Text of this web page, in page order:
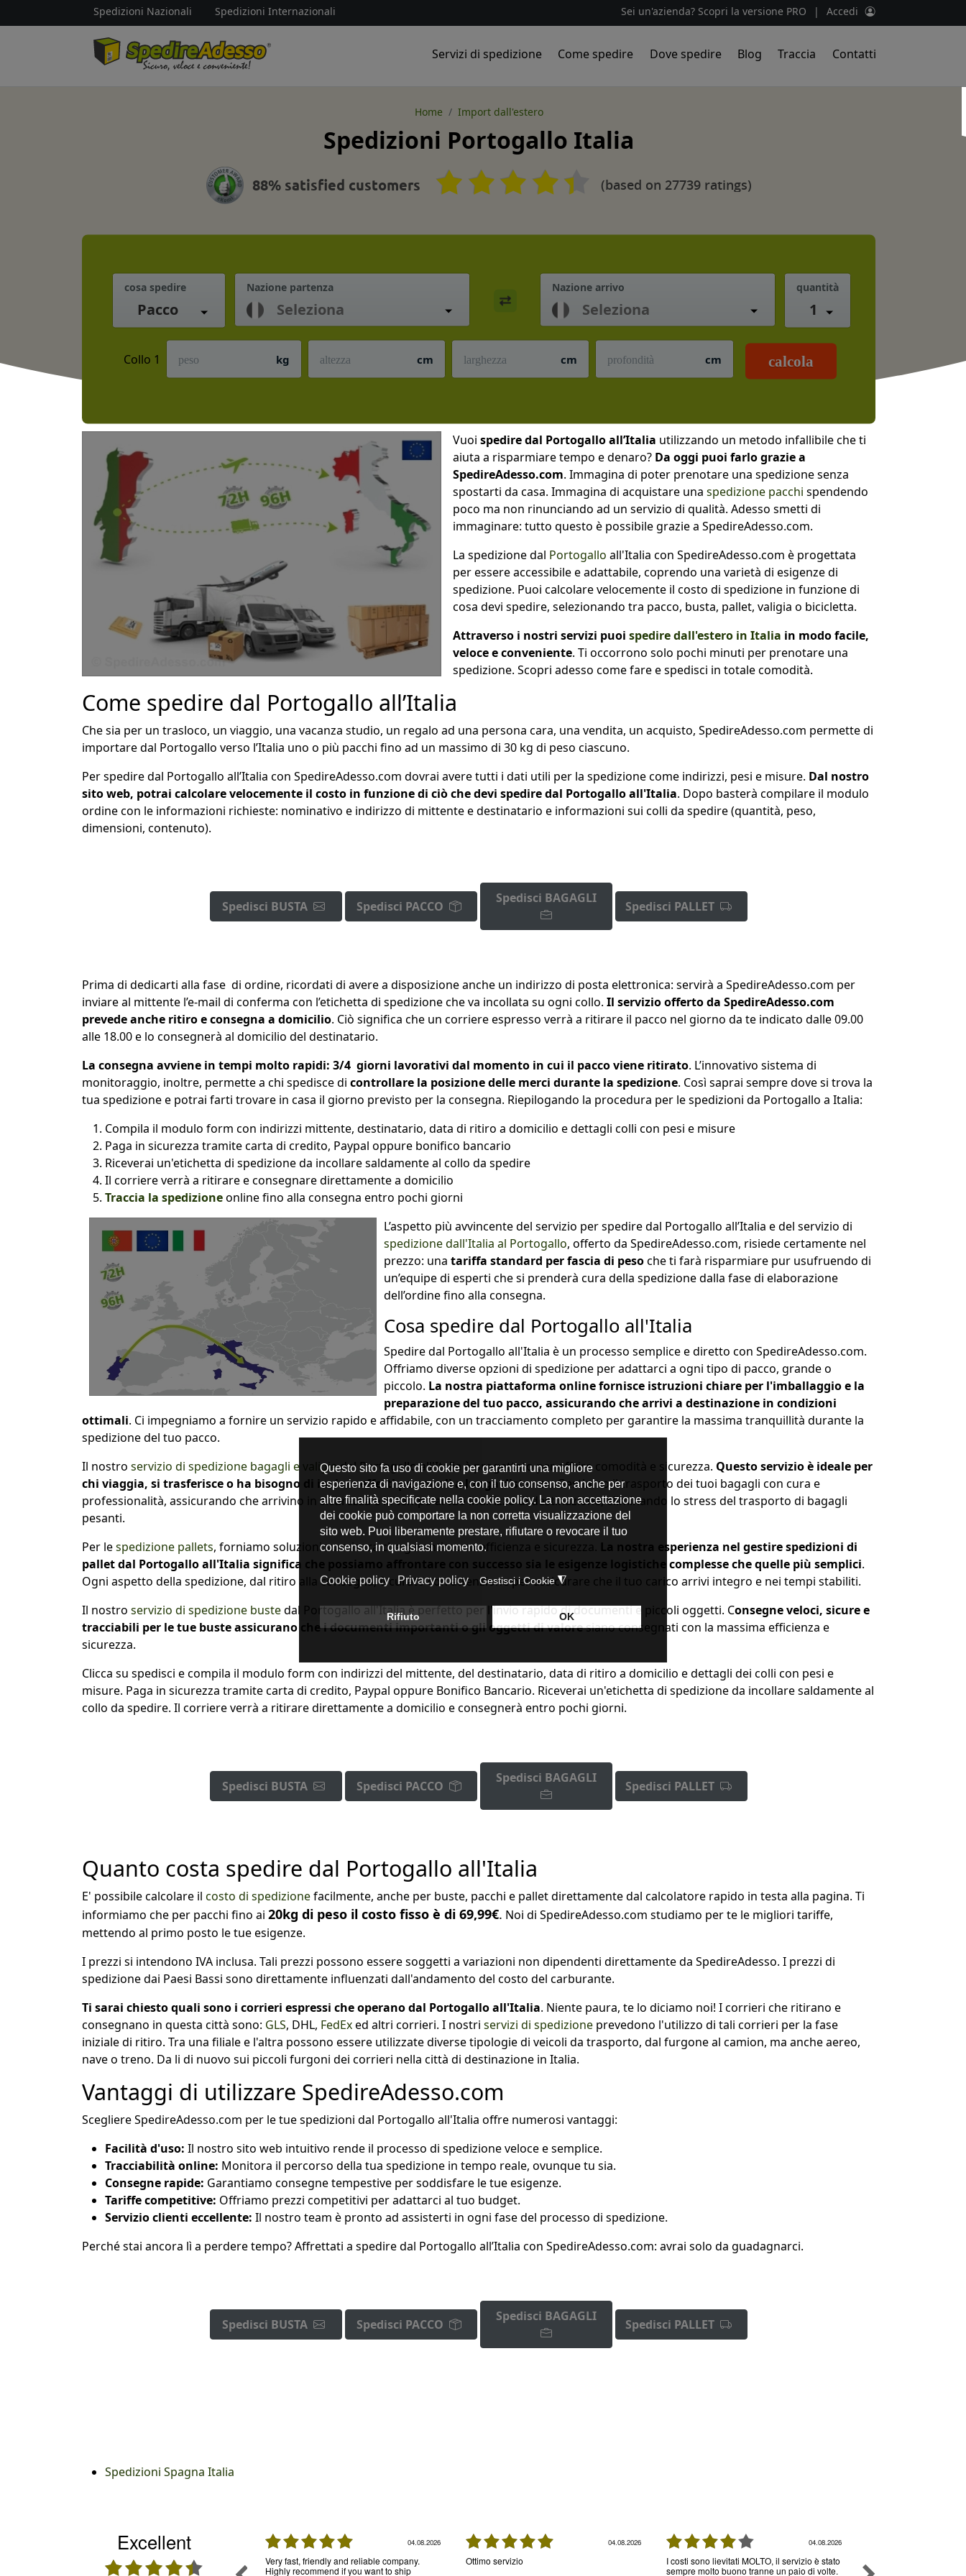
Spedizioni Nazionali Spedizioni Internazionali Sei un'azienda? Scopri la versione PRO | Accedi
Servizi di spedizione Come spedire Dove spedire Blog Traccia Contatti
Home Import dall'estero
Spedizioni Portogallo Italia
88% satisfied customers (based on 27739 ratings)
cosa spedire
Pacco
Nazione partenza Nazione arrivo quantità
1
Collo 1 kg cm cm cm calcola
Vuoi spedire dal Portogallo all’Italia utilizzando un metodo infallibile che ti
aiuta a risparmiare tempo e denaro? Da oggi puoi farlo grazie a
SpedireAdesso.com. Immagina di poter prenotare una spedizione senza
spostarti da casa. Immagina di acquistare una spedizione pacchi spendendo
poco ma non rinunciando ad un servizio di qualità. Adesso smetti di
immaginare: tutto questo è possibile grazie a SpedireAdesso.com.
La spedizione dal Portogallo all'Italia con SpedireAdesso.com è progettata
per essere accessibile e adattabile, coprendo una varietà di esigenze di
spedizione. Puoi calcolare velocemente il costo di spedizione in funzione di
cosa devi spedire, selezionando tra pacco, busta, pallet, valigia o bicicletta.
Attraverso i nostri servizi puoi spedire dall'estero in Italia in modo facile,
veloce e conveniente. Ti occorrono solo pochi minuti per prenotare una
spedizione. Scopri adesso come fare e spedisci in totale comodità.
Come spedire dal Portogallo all’Italia
Che sia per un trasloco, un viaggio, una vacanza studio, un regalo ad una persona cara, una vendita, un acquisto, SpedireAdesso.com permette di
importare dal Portogallo verso l’Italia uno o più pacchi fino ad un massimo di 30 kg di peso ciascuno.
Per spedire dal Portogallo all’Italia con SpedireAdesso.com dovrai avere tutti i dati utili per la spedizione come indirizzi, pesi e misure. Dal nostro
sito web, potrai calcolare velocemente il costo in funzione di ciò che devi spedire dal Portogallo all'Italia. Dopo basterà compilare il modulo
ordine con le informazioni richieste: nominativo e indirizzo di mittente e destinatario e informazioni sui colli da spedire (quantità, peso,
dimensioni, contenuto).
Spedisci BUSTA Spedisci PACCO
Spedisci BAGAGLI
Spedisci PALLET
Prima di dedicarti alla fase di ordine, ricordati di avere a disposizione anche un indirizzo di posta elettronica: servirà a SpedireAdesso.com per
inviare al mittente l’e-mail di conferma con l’etichetta di spedizione che va incollata su ogni collo. Il servizio offerto da SpedireAdesso.com
prevede anche ritiro e consegna a domicilio. Ciò significa che un corriere espresso verrà a ritirare il pacco nel giorno da te indicato dalle 09.00
alle 18.00 e lo consegnerà al domicilio del destinatario.
La consegna avviene in tempi molto rapidi: 3/4 giorni lavorativi dal momento in cui il pacco viene ritirato. L’innovativo sistema di
monitoraggio, inoltre, permette a chi spedisce di controllare la posizione delle merci durante la spedizione. Così saprai sempre dove si trova la
tua spedizione e potrai farti trovare in casa il giorno previsto per la consegna. Riepilogando la procedura per le spedizioni da Portogallo a Italia:
Compila il modulo form con indirizzi mittente, destinatario, data di ritiro a domicilio e dettagli colli con pesi e misure
Paga in sicurezza tramite carta di credito, Paypal oppure bonifico bancario
Riceverai un'etichetta di spedizione da incollare saldamente al collo da spedire
Il corriere verrà a ritirare e consegnare direttamente a domicilio
Traccia la spedizioneonline fino alla consegna entro pochi giorni
L’aspetto più avvincente del servizio per spedire dal Portogallo all’Italia e del servizio di
spedizione dall'Italia al Portogallo, offerto da SpedireAdesso.com, risiede certamente nel
prezzo: una tariffa standard per fascia di pesoche ti farà risparmiare pur usufruendo di
un’equipe di esperti che si prenderà cura della spedizione dalla fase di elaborazione
dell’ordine fino alla consegna.
Cosa spedire dal Portogallo all'Italia
Spedire dal Portogallo all'Italia è un processo semplice e diretto con SpedireAdesso.com.
Offriamo diverse opzioni di spedizione per adattarci a ogni tipo di pacco, grande o
piccolo. La nostra piattaforma online fornisce istruzioni chiare per l'imballaggio e la
preparazione del tuo pacco, assicurando che arrivi a destinazione in condizioni
ottimali. Ci impegniamo a fornire un servizio rapido e affidabile, con un tracciamento completo per garantire la massima tranquillità durante la
spedizione del tuo pacco.
Il nostro servizio di spedizione bagagli e valigiedal Portogallo all'Italia è progettato per offrire comodità e sicurezza. Questo servizio è ideale per
chi viaggia, si trasferisce o ha bisogno di inviare effetti personali a lunga distanza. Gestiamo il trasporto dei tuoi bagagli con cura e
professionalità, assicurando che arrivino in sicurezza e in tempo al tuo indirizzo di destinazione, eliminando lo stress del trasporto di bagagli
pesanti.
Per lespedizione pallets, forniamo soluzioni su misura che garantiscono efficienza e sicurezza. La nostra esperienza nel gestire spedizioni di
pallet dal Portogallo all'Italia significa che possiamo affrontare con successo sia le esigenze logistiche complesse che quelle più semplici.
Ogni aspetto della spedizione, dal ritiro alla consegna, è curato con attenzione per assicurare che il tuo carico arrivi integro e nei tempi stabiliti.
Il nostro servizio di spedizione bustedal Portogallo all'Italia è perfetto per l'invio rapido di documenti e piccoli oggetti. Consegne veloci, sicure e
tracciabili per le tue buste assicurano che i documenti importanti o gli oggetti di valoresiano consegnati con la massima efficienza e
sicurezza.
Clicca su spedisci e compila il modulo form con indirizzi del mittente, del destinatario, data di ritiro a domicilio e dettagli dei colli con pesi e
misure. Paga in sicurezza tramite carta di credito, Paypal oppure Bonifico Bancario. Riceverai un'etichetta di spedizione da incollare saldamente al
collo da spedire. Il corriere verrà a ritirare direttamente a domicilio e consegnerà entro pochi giorni.
Spedisci BUSTA Spedisci PACCO
Spedisci BAGAGLI
Spedisci PALLET
Quanto costa spedire dal Portogallo all'Italia
E' possibile calcolare il costo di spedizionefacilmente, anche per buste, pacchi e pallet direttamente dal calcolatore rapido in testa alla pagina. Ti
informiamo che per pacchi fino ai 20kg di peso il costo fisso è di 69,99€. Noi di SpedireAdesso.com studiamo per te le migliori tariffe,
mettendo al primo posto le tue esigenze.
I prezzi si intendono IVA inclusa. Tali prezzi possono essere soggetti a variazioni non dipendenti direttamente da SpedireAdesso. I prezzi di
spedizione dai Paesi Bassi sono direttamente influenzati dall'andamento del costo del carburante.
Ti sarai chiesto quali sono i corrieri espressi che operano dal Portogallo all'Italia. Niente paura, te lo diciamo noi! I corrieri che ritirano e
consegnano in questa città sono: GLS, DHL, FedExed altri corrieri. I nostri servizi di spedizione prevedono l'utilizzo di tali corrieri per la fase
iniziale di ritiro. Tra una filiale e l'altra possono essere utilizzate diverse tipologie di veicoli da trasporto, dal furgone al camion, ma anche aereo,
nave o treno. Da li di nuovo sui piccoli furgoni dei corrieri nella città di destinazione in Italia.
Vantaggi di utilizzare SpedireAdesso.com
Scegliere SpedireAdesso.com per le tue spedizioni dal Portogallo all'Italia offre numerosi vantaggi:
Facilità d'uso: Il nostro sito web intuitivo rende il processo di spedizione veloce e semplice.
Tracciabilità online: Monitora il percorso della tua spedizione in tempo reale, ovunque tu sia.
Consegne rapide: Garantiamo consegne tempestive per soddisfare le tue esigenze.
Tariffe competitive: Offriamo prezzi competitivi per adattarci al tuo budget.
Servizio clienti eccellente: Il nostro team è pronto ad assisterti in ogni fase del processo di spedizione.
Perché stai ancora lì a perdere tempo? Affrettati a spedire dal Portogallo all’Italia con SpedireAdesso.com: avrai solo da guadagnarci.
Spedisci BUSTA Spedisci PACCO
Spedisci BAGAGLI
Spedisci PALLET
Spedizioni Spagna Italia
Excellent
Una garanzia. Ho usato già tante volte questo
servizio e mi sono trovata molto bene.
04.08.2026
Very fast, friendly and reliable company.
Highly recommend if you want to ship
04.08.2026
Ottimo servizio
04.08.2026
I costi sono lievitati MOLTO, il servizio è stato
sempre molto buono tranne un paio di volte.
senza nessun problema